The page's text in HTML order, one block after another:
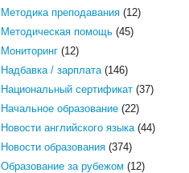
Методика преподавания(12)
Методическая помощь(45)
Мониторинг(12)
Надбавка / зарплата(146)
Национальный сертификат(37)
Начальное образование(22)
Новости английского языка(44)
Новости образования(374)
Образование за рубежом (12)